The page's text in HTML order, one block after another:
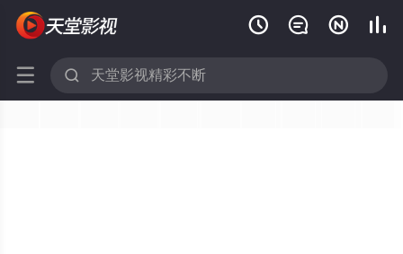
   
 